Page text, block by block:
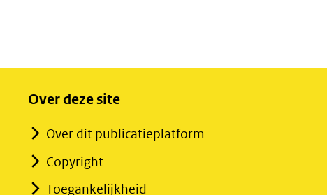
Over deze site
Over dit publicatieplatform
Copyright
Toegankelijkheid